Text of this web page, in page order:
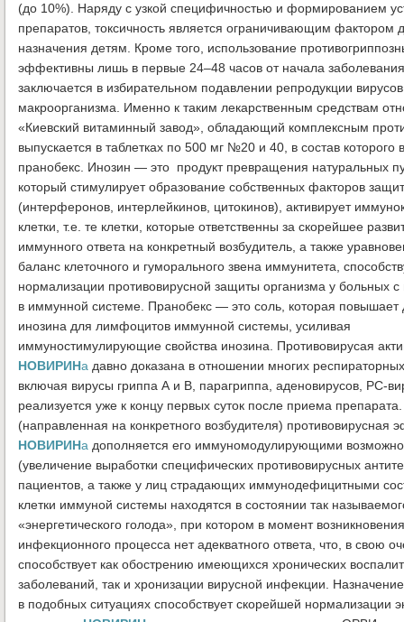
(до 10%). Наряду с узкой специфичностью и формированием
препаратов, токсичность является ограничивающим
назначения детям. Кроме того, использование
эффективны лишь в первые 24–48 часов от начала
заключается в избирательном подавлении репродукции
макроорганизма. Именно к таким лекарственным средствам
«Киевский витаминный завод», обладающий комплексным
выпускается в таблетках по 500 мг №20 и 40, в состав которого
пранобекс. Инозин — это продукт превращения натуральных
который стимулирует образование собственных факторов
(интерферонов, интерлейкинов, цитокинов), активирует
клетки, т.е. те клетки, которые ответственны за скорейшее
иммунного ответа на конкретный возбудитель, а также
баланс клеточного и гуморального звена иммунитета,
нормализации противовирусной защиты организма у больных
в иммунной системе. Пранобекс — это соль, которая повышает
инозина для лимфоцитов иммунной системы, усиливая
иммуностимулирующие свойства инозина. Противовирусая
НОВИРИНа давно доказана в отношении многих
включая вирусы гриппа А и В, парагриппа, аденовирусов, РС-
реализуется уже к концу первых суток после приема
(направленная на конкретного возбудителя) противовирусная
НОВИРИНа дополняется его иммуномодулирующими
(увеличение выработки специфических противовирусных
пациентов, а также у лиц страдающих иммунодефицитными
клетки иммуной системы находятся в состоянии так
«энергетического голода», при котором в момент возникновения
инфекционного процесса нет адекватного ответа, что, в свою
способствует как обострению имеющихся хронических
заболеваний, так и хронизации вирусной инфекции.
в подобных ситуациях способствует скорейшей нормализации